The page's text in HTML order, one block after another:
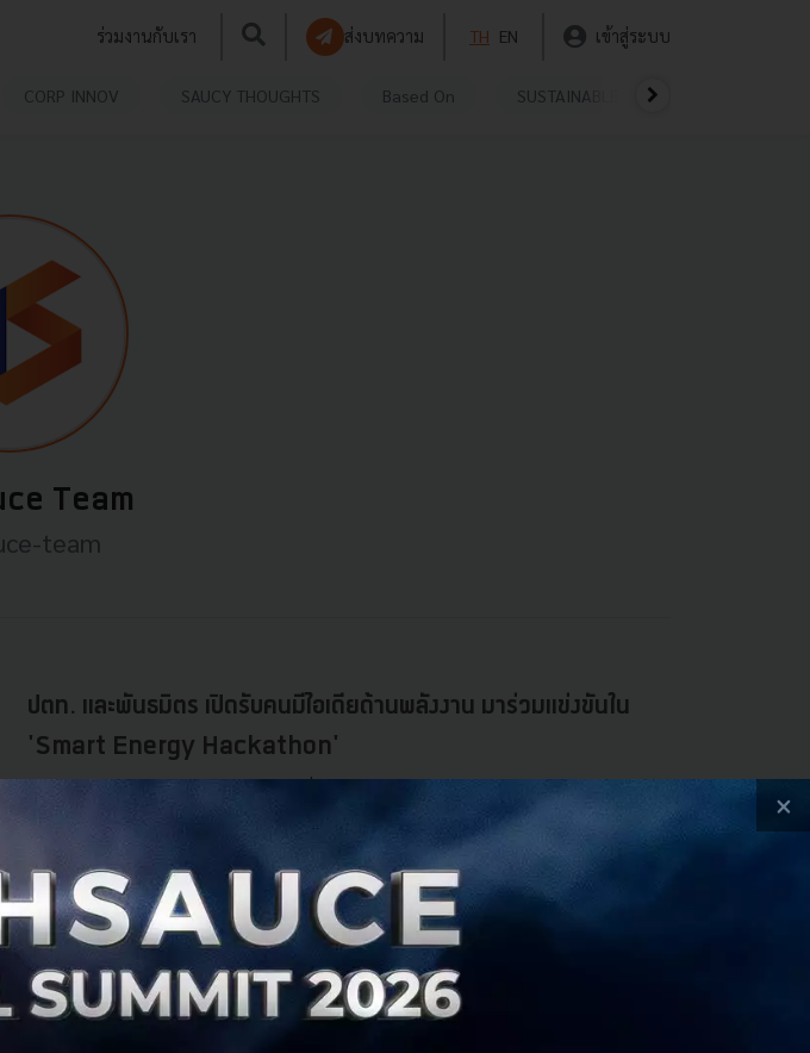
ร่วมงานกับเรา ส่งบทความ TH EN เข้าสู่ระบบ
CORP INNOV SAUCY THOUGHTS Based On SUSTAINABLE
Team
team
ปตท. และพันธมิตร เปิดรับคนมีไอเดียด้านพลังงาน มาร่วมแข่งขันใน
'Smart Energy Hackathon'
มีเวทีใหม่มาให้แข่งขันไอเดียกันอีกแล้ว นั่นคือ 'Smart Energy Hackathon' สนามประลอง
กรกฎาคม 14, 2017 | By Techsauce Team
PR News PTT Hackathon Smart Energy Hackathon
×